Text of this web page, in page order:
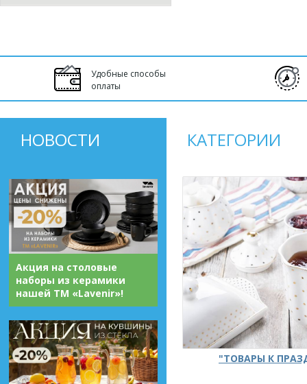
Удобные способы
оплаты
НОВОСТИ
Акция на столовые
наборы из керамики
нашей ТМ «Lavenir»!
КАТЕГОРИИ
"ТОВАРЫ К